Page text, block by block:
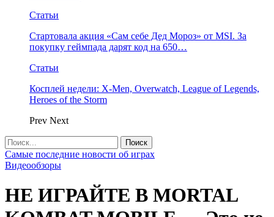
Статьи
Стартовала акция «Сам себе Дед Мороз» от MSI. За
покупку геймпада дарят код на 650…
Статьи
Косплей недели: X-Men, Overwatch, League of Legends,
Heroes of the Storm
Prev Next
Самые последние новости об играх
Видеообзоры
НЕ ИГРАЙТЕ В MORTAL